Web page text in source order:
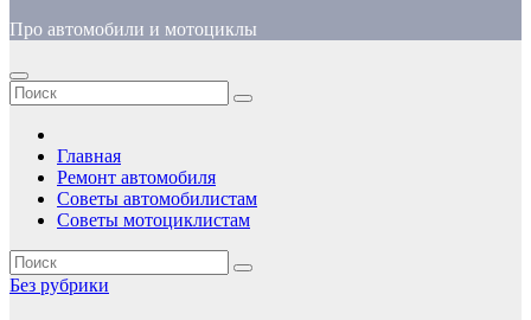
Про автомобили и мотоциклы
Главная
Ремонт автомобиля
Советы автомобилистам
Советы мотоциклистам
Без рубрики